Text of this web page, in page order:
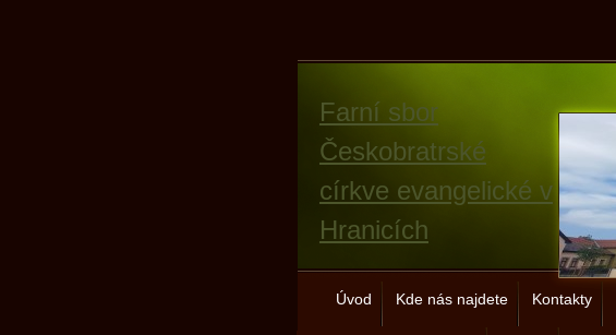
Farní sbor
Českobratrské
církve evangelické v
Hranicích
Úvod Kde nás najdete Kontakty